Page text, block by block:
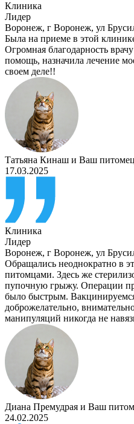
Клиника
Лидер
Воронеж, г Воронеж, ул
Была на приеме в этой
Огромная благодарность
помощь, назначила лечение
своем деле!!
Татьяна Кинаш и Ваш питомец
17.03.2025
Клиника
Лидер
Воронеж, г Воронеж, ул
Обращались неоднократно в
питомцами. Здесь же
пупочную грыжу. Операции
было быстрым.
доброжелательно,
манипуляций никогда не
Диана Премудрая и Ваш
24.02.2025